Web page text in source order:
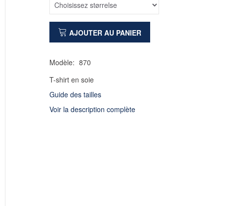
AJOUTER AU PANIER
Modèle: 870
T-shirt en soie
Guide des tailles
Voir la description complète